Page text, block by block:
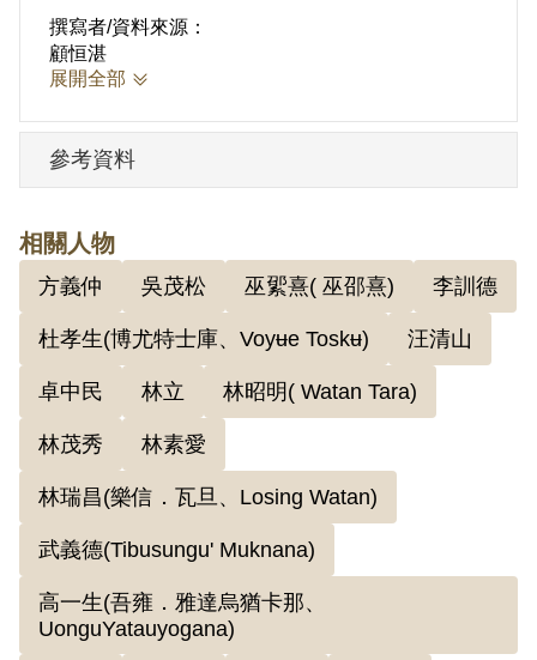
另案偵查省工委會相關案件外，其餘陳顯
富等17人移交臺灣省保安司令部軍法處審
辦，是為中共臺灣省工作委員會山地工作
委員會陳顯富等案。
根據保密局及保安司令部等情治機關的調
省工作委員會、臺灣民主自治同盟在香港
召開「臺灣工作幹部會議」（即香港會
議）；決議的「目前具體工作」中，「建
立高山族關係」被列為「加強群眾工作」
的要項之一。香港會議後，省工委會書記
蔡孝乾返臺根據決議發展組織，在高山族
工作方面委由簡吉負責，之後又吸收陳顯
富加入研究工作。其後省工委會陸續完成
《關於高山族工作指示》、《蓬萊族政策
方案》，以「民族自決」為號召，企圖爭
取山地各族頭目、村長、知識份子、公教
人員、學生等。1949年中旬，首先於臺北
撰寫者/資料來源：
顧恒湛
展開全部
參考資料
相關人物
方義仲 吳茂松 巫綤熹( 巫邵熹) 李訓德
杜孝生(博尤特士庫、Voyʉe Toskʉ) 汪清山
卓中民 林立 林昭明( Watan Tara)
林茂秀 林素愛
林瑞昌(樂信．瓦旦、Losing Watan)
武義德(Tibusungu' Muknana)
高一生(吾雍．雅達烏猶卡那、
UonguYatauyogana)